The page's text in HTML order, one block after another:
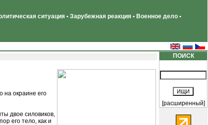
ситуация • Зарубежная реакция • Военное дело •
на окраине его
двое силовиков,
его тело, как и
ПОИСК
[расширенный]